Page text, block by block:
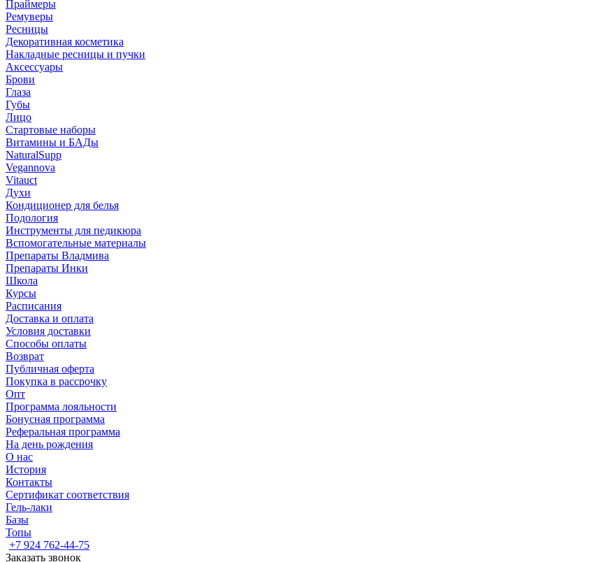
Праймеры
Ремуверы
Ресницы
Декоративная косметика
Накладные ресницы и пучки
Аксессуары
Брови
Глаза
Губы
Лицо
Стартовые наборы
Витамины и БАДы
NaturalSupp
Vegannova
Vitauct
Духи
Кондиционер для белья
Подология
Инструменты для педикюра
Вспомогательные материалы
Препараты Владмива
Препараты Инки
Школа
Курсы
Расписания
Доставка и оплата
Условия доставки
Способы оплаты
Возврат
Публичная оферта
Покупка в рассрочку
Опт
Программа лояльности
Бонусная программа
Реферальная программа
На день рождения
О нас
История
Контакты
Сертификат соответствия
Гель-лаки
Базы
Топы
+7 924 762-44-75
Заказать звонок